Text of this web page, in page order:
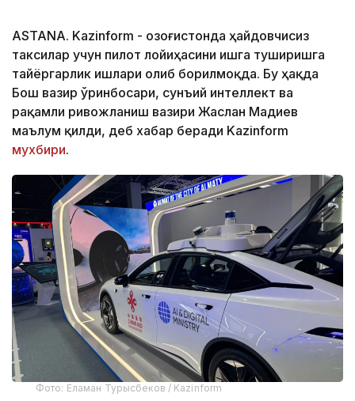
ASTANA. Kazinform - Қозоғистонда ҳайдовчисиз
таксилар учун пилот лойиҳасини ишга туширишга
тайёргарлик ишлари олиб борилмоқда. Бу ҳақда
Бош вазир ўринбосари, сунъий интеллект ва
рақамли ривожланиш вазири Жаслан Мадиев
маълум қилди, деб хабар беради Kazinform
мухбири.
Фото: Еламан Турысбеков / Kazinform